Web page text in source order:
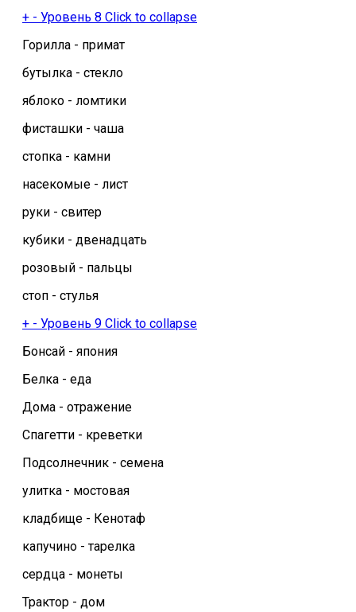
+ - Уровень 8 Click to collapse
Горилла - примат
бутылка - стекло
яблоко - ломтики
фисташки - чаша
стопка - камни
насекомые - лист
руки - свитер
кубики - двенадцать
розовый - пальцы
стоп - стулья
+ - Уровень 9 Click to collapse
Бонсай - япония
Белка - еда
Дома - отражение
Спагетти - креветки
Подсолнечник - семена
улитка - мостовая
кладбище - Кенотаф
капучино - тарелка
сердца - монеты
Трактор - дом